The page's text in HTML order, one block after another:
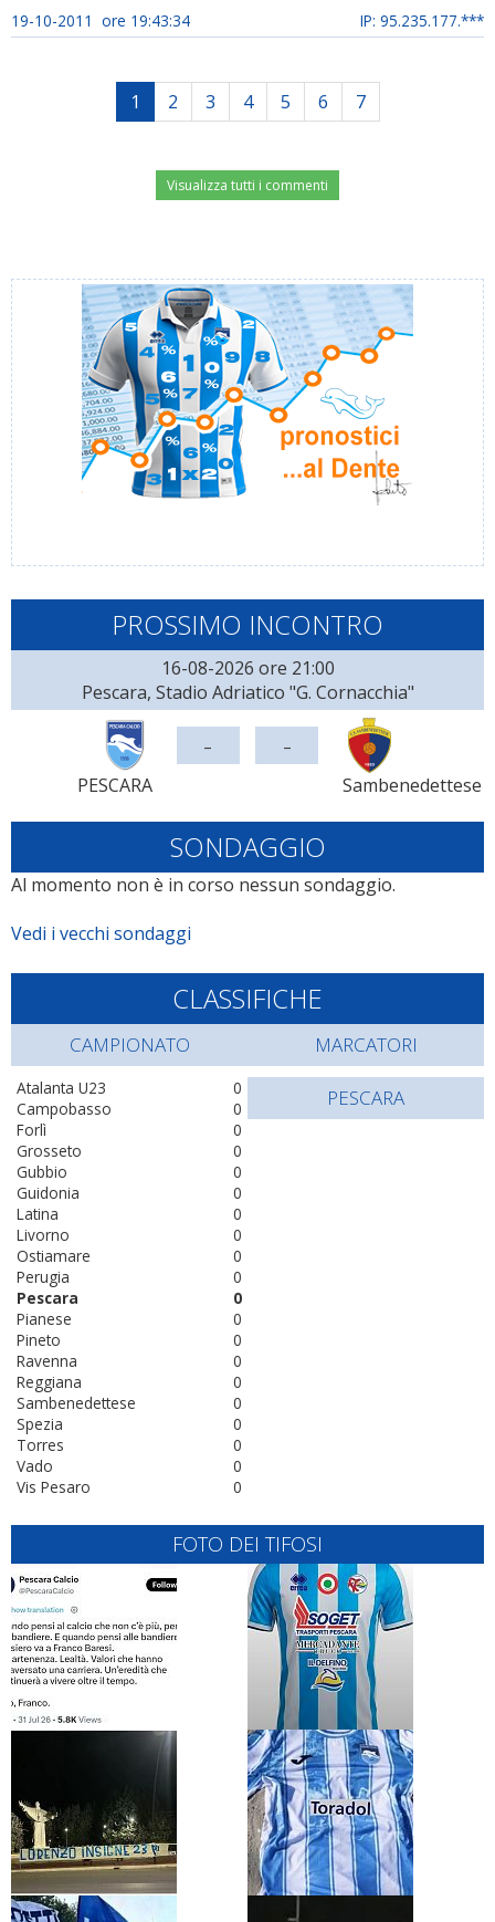
19-10-2011 ore 19:43:34 IP: 95.235.177.***
1 2 3 4 5 6 7
Visualizza tutti i commenti
PROSSIMO INCONTRO
16-08-2026 ore 21:00
Pescara, Stadio Adriatico "G. Cornacchia"
PESCARA
- -
Sambenedettese
SONDAGGIO
Al momento non è in corso nessun sondaggio.
Vedi i vecchi sondaggi
CLASSIFICHE
CAMPIONATO
0
Atalanta U23
0
Campobasso
0
Forlì
0
Grosseto
0
Gubbio
0
Guidonia
0
Latina
0
Livorno
0
Ostiamare
0
Perugia
0
Pescara
0
Pianese
0
Pineto
0
Ravenna
0
Reggiana
0
Sambenedettese
0
Spezia
0
Torres
0
Vado
0
Vis Pesaro
MARCATORI
PESCARA
FOTO DEI TIFOSI